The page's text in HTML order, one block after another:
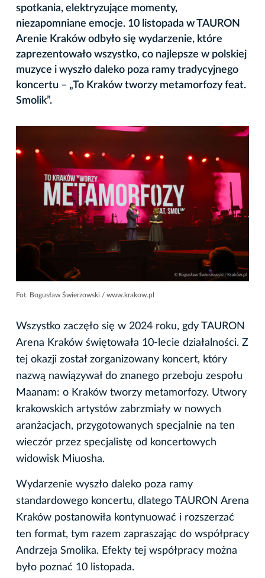
spotkania, elektryzujące momenty,
niezapomniane emocje. 10 listopada w TAURON
Arenie Kraków odbyło się wydarzenie, które
zaprezentowało wszystko, co najlepsze w polskiej
muzyce i wyszło daleko poza ramy tradycyjnego
koncertu – „To Kraków tworzy metamorfozy feat.
Smolik”.
Fot. Bogusław Świerzowski / www.krakow.pl
Wszystko zaczęło się w 2024 roku, gdy TAURON
Arena Kraków świętowała 10-lecie działalności. Z
tej okazji został zorganizowany koncert, który
nazwą nawiązywał do znanego przeboju zespołu
Maanam: o Kraków tworzy metamorfozy. Utwory
krakowskich artystów zabrzmiały w nowych
aranżacjach, przygotowanych specjalnie na ten
wieczór przez specjalistę od koncertowych
widowisk Miuosha.
Wydarzenie wyszło daleko poza ramy
standardowego koncertu, dlatego TAURON Arena
Kraków postanowiła kontynuować i rozszerzać
ten format, tym razem zapraszając do współpracy
Andrzeja Smolika. Efekty tej współpracy można
było poznać 10 listopada.